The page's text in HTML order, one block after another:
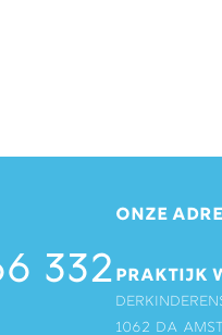
332
ONZE
PRAKTIJK
1062 DA